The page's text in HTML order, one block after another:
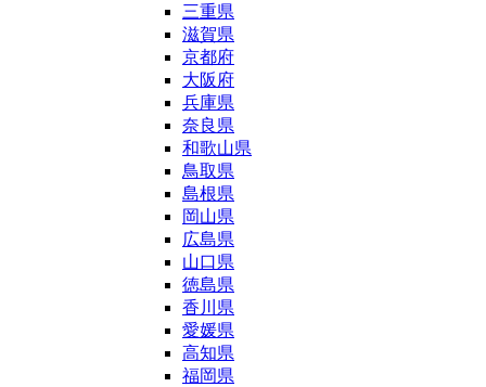
三重県
滋賀県
京都府
大阪府
兵庫県
奈良県
和歌山県
鳥取県
島根県
岡山県
広島県
山口県
徳島県
香川県
愛媛県
高知県
福岡県